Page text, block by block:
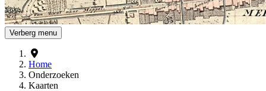
Verberg menu
Home
Onderzoeken
Kaarten